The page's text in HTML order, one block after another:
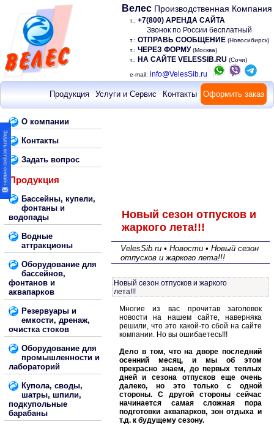
Велес Производственная Компания
т.: +7(800) АРЕНДА САЙТА
Звонок по России бесплатный
т.: ОТПРАВЬ СООБЩЕНИЕ (Новосибирск)
т.: ЧЕРЕЗ ФОРМУ (Москва)
т.: НА САЙТЕ VELESSIB.RU (Сочи)
e-mail: info@VelesSib.ru
Продукция Услуги и Сервис Контакты Оформить заказ
О компании
Контакты
Задать вопрос
Продукция
Бассейны, купели,
фонтаны и
водопады
Водные
аттракционы
Оборудование для
бассейнов,
фонтанов и
аквапарков
Резервуары и
емкости, дренаж,
очистка стоков
Оборудование для
промышленности и
лабораторий
Купола, своды,
шатры, шпили,
подкупольные
барабаны
Новый сезон отпусков и
жаркого лета!!!
VelesSib.ru • Новости • Новый сезон
отпусков и жаркого лета!!!
Новый сезон отпусков и жаркого
лета!!!
Многие из вас прочитав заголовок
новости на нашем сайте, наверняка
решили, что это какой-то сбой на сайте
компании. Но вы ошибаетесь!!!
Дело в том, что на дворе последний
осенний месяц, и мы об этом
прекрасно знаем, до первых теплых
дней и сезона отпусков еще очень
далеко, но это только с одной
стороны. С другой стороны сейчас
начинается самая сложная пора
подготовки аквапарков, зон отдыха и
т.д. к будущему сезону.